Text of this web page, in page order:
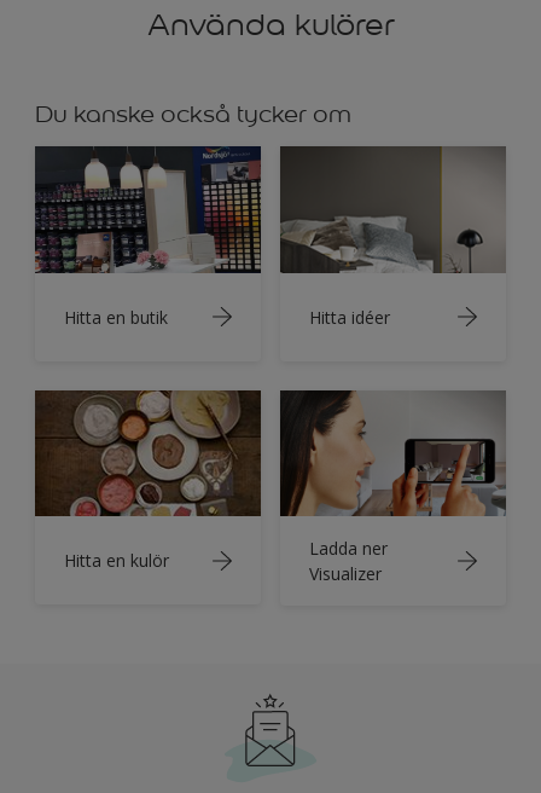
Använda kulörer
Du kanske också tycker om
Hitta en butik Hitta idéer
Hitta en kulör
Ladda ner
Visualizer